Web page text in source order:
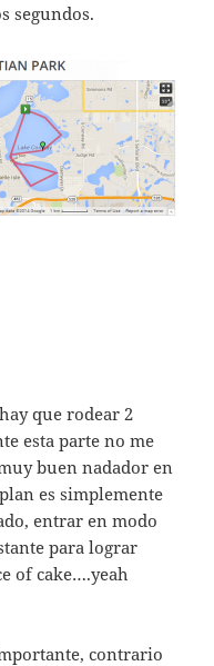
segundos.
que rodear 2
esta parte no me
buen nadador en
es simplemente
entrar en modo
para lograr
of cake….yeah
contrario